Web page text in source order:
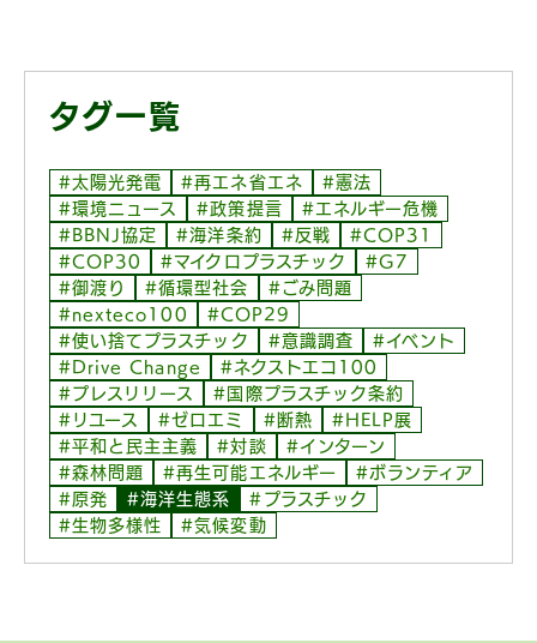
タグ一覧
#太陽光発電 #再エネ省エネ
#憲法
#環境ニュース
#政策提言
#エネルギー危機
#BBNJ協定
#海洋条約 #反戦
#COP31
#COP30
#マイクロプラスチック
#G7
#御渡り
#循環型社会
#ごみ問題
#nexteco100
#COP29
#使い捨てプラスチック
#意識調査
#イベント
#Drive Change
#ネクストエコ100
#プレスリリース
#国際プラスチック条約
#リユース
#ゼロエミ #断熱
#HELP展
#平和と民主主義
#対談
#インターン
#森林問題
#再生可能エネルギー
#ボランティア
#原発
#海洋生態系
#プラスチック
#生物多様性
#気候変動